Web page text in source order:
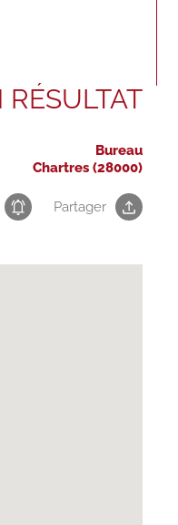
Bureau
Chartres (28000)
Partager